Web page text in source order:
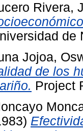
Rivera,
de
Jojoa,
de los
Project